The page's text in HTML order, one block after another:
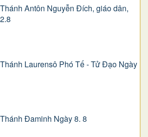
Antôn Nguyễn Ðích, giáo dân,
Laurensô Phó Tế - Tử Đạo Ngày
Đaminh Ngày 8. 8